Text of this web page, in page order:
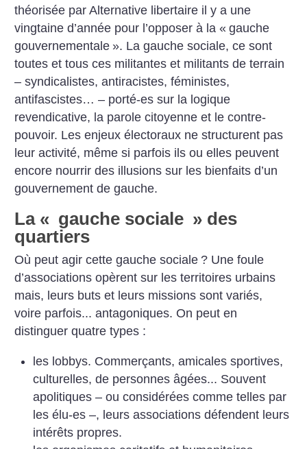
théorisée par Alternative libertaire il y a une
vingtaine d’année pour l’opposer à la « gauche
gouvernementale ». La gauche sociale, ce sont
toutes et tous ces militantes et militants de terrain
– syndica­listes, antiracistes, féministes,
antifascistes… – porté-es sur la logique
revendicative, la parole citoyenne et le contre-
pouvoir. Les enjeux électoraux ne structurent pas
leur activité, même si parfois ils ou elles peuvent
encore nourrir des illusions sur les bienfaits d’un
gouvernement de gauche.
La « gauche sociale » des
quartiers
Où peut agir cette gauche sociale ? Une foule
d’associations opèrent sur les territoires urbains
mais, leurs buts et leurs missions sont variés,
voire parfois... antagoniques. On peut en
distinguer quatre types :
les lobbys. Commerçants, amicales sportives,
culturelles, de personnes âgées... Souvent
apo­litiques – ou considérées comme telles par
les élu-es –, leurs associations défendent leurs
intérêts propres.